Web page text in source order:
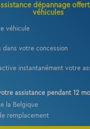
dépannage
véhicules
véhicule
dans votre concession
instantanément votre
assistance pendant 12
la Belgique
remplacement